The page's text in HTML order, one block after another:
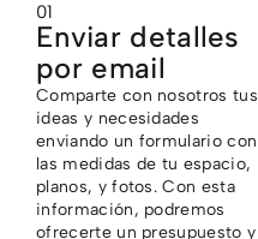
01
Enviar detalles
por email
Comparte con nosotros tus
ideas y necesidades
enviando un formulario con
las medidas de tu espacio,
planos, y fotos. Con esta
información, podremos
ofrecerte un presupuesto y